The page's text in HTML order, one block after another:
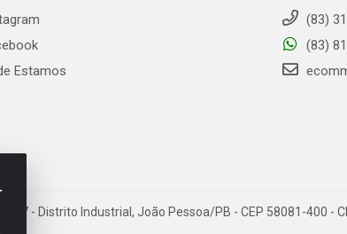
Estamos
(83)
(83)
- Distrito Industrial, João Pessoa/PB - CEP 58081-400 -